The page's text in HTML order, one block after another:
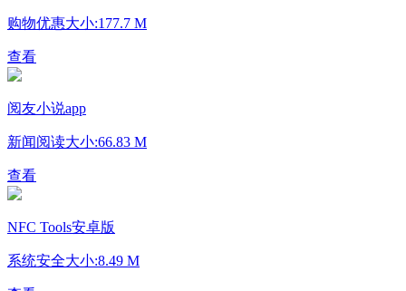
购物优惠大小:177.7 M
查看
阅友小说app
新闻阅读大小:66.83 M
查看
NFC Tools安卓版
系统安全大小:8.49 M